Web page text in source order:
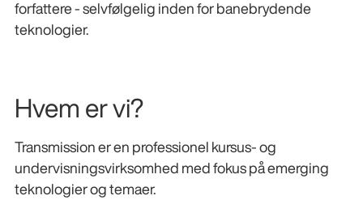
forfattere - selvfølgelig inden for banebrydende
teknologier.
Hvem er vi?
Transmission er en professionel kursus- og
undervisningsvirksomhed med fokus på emerging
teknologier og temaer.